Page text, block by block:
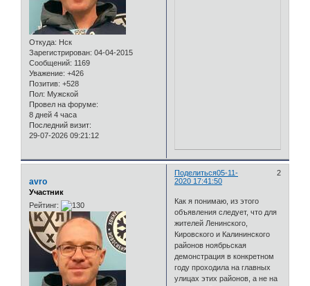
Откуда: Нск
Зарегистрирован: 04-04-2015
Сообщений: 1169
Уважение: +426
Позитив: +528
Пол: Мужской
Провел на форуме:
8 дней 4 часа
Последний визит:
29-07-2026 09:21:12
Поделиться 2
05-11-
2020 17:41:50
avro
Участник
Рейтинг:
Как я понимаю, из этого
объявления следует, что для
жителей Ленинского,
Кировского и Калининского
районов ноябрьская
демонстрация в конкретном
году проходила на главных
улицах этих районов, а не на